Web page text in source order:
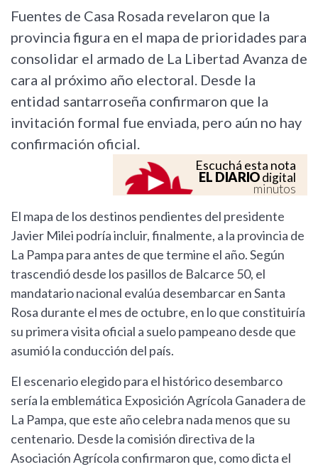
Fuentes de Casa Rosada revelaron que la
provincia figura en el mapa de prioridades para
consolidar el armado de La Libertad Avanza de
cara al próximo año electoral. Desde la
entidad santarroseña confirmaron que la
invitación formal fue enviada, pero aún no hay
confirmación oficial.
Escuchá esta nota
EL DIARIOdigital
minutos
El mapa de los destinos pendientes del presidente
Javier Milei podría incluir, finalmente, a la provincia de
La Pampa para antes de que termine el año. Según
trascendió desde los pasillos de Balcarce 50, el
mandatario nacional evalúa desembarcar en Santa
Rosa durante el mes de octubre, en lo que constituiría
su primera visita oficial a suelo pampeano desde que
asumió la conducción del país.
El escenario elegido para el histórico desembarco
sería la emblemática Exposición Agrícola Ganadera de
La Pampa, que este año celebra nada menos que su
centenario. Desde la comisión directiva de la
Asociación Agrícola confirmaron que, como dicta el